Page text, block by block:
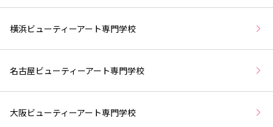
横浜ビューティーアート専門学校
名古屋ビューティーアート専門学校
大阪ビューティーアート専門学校